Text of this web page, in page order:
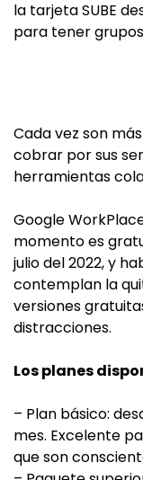
la tarjeta SUBE
para tener grupos
Cada vez son
cobrar por sus
herramientas
Google
momento es
julio del 2022, y
contemplan la
versiones
distracciones.
Los planes
– Plan básico:
mes. Excelente
que son